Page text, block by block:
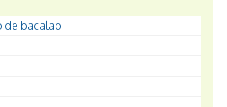
de bacalao